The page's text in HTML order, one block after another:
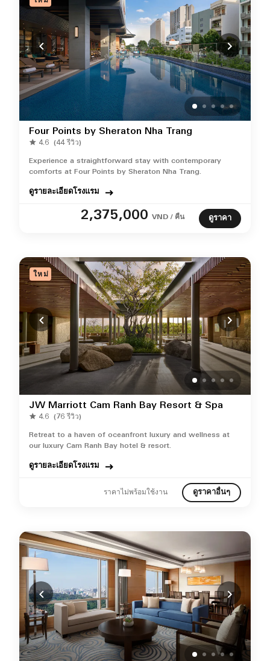
Four Points by Sheraton Nha Trang
4.6 (44 รีวิว)
Experience a straightforward stay with contemporary
comforts at Four Points by Sheraton Nha Trang.
ดูรายละเอียดโรงแรม
2,375,000 VND / คืน ดูราคา
ใหม่
JW Marriott Cam Ranh Bay Resort & Spa
4.6 (76 รีวิว)
Retreat to a haven of oceanfront luxury and wellness at
our luxury Cam Ranh Bay hotel & resort.
ดูรายละเอียดโรงแรม
ราคาไม่พร้อมใช้งาน ดูราคาอื่นๆ